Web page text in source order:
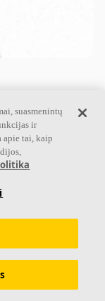
biurams
suasmenintų
ir
apie tai, kaip